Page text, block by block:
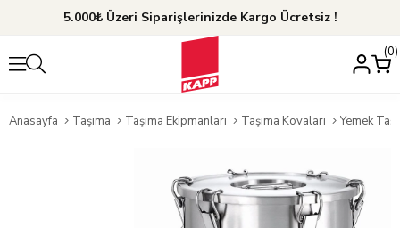
5.000₺ Üzeri Siparişlerinizde Kargo Ücretsiz !
0
Anasayfa Taşıma Taşıma Ekipmanları Taşıma Kovaları Yemek